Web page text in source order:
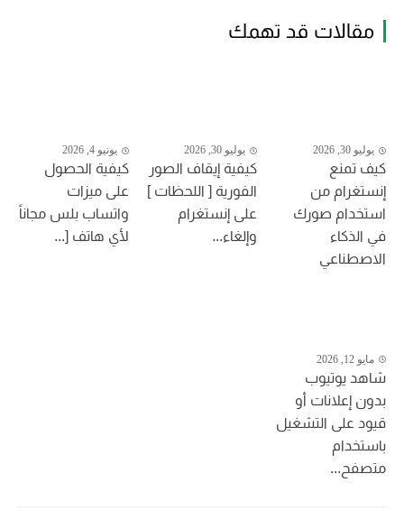
مقالات قد تهمك
يوليو 30, 2026
كيف تمنع
إنستغرام من
استخدام صورك
في الذكاء
الاصطناعي
يوليو 30, 2026
كيفية إيقاف الصور
الفورية [ اللحظات ]
على إنستغرام
وإلغاء...
يونيو 4, 2026
كيفية الحصول
على ميزات
واتساب بلس مجاناً
لأي هاتف [...
مايو 12, 2026
شاهد يوتيوب
بدون إعلانات أو
قيود على التشغيل
باستخدام
متصفح...